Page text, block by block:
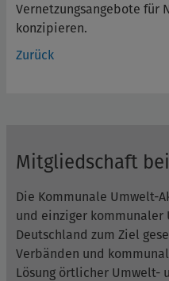
Vernetzungsangebote für
konzipieren.
Zurück
Mitgliedschaft
Die Kommunale Umwelt-
und einziger
Deutschland zum Ziel
Verbänden und
Lösung örtlicher Umwelt-